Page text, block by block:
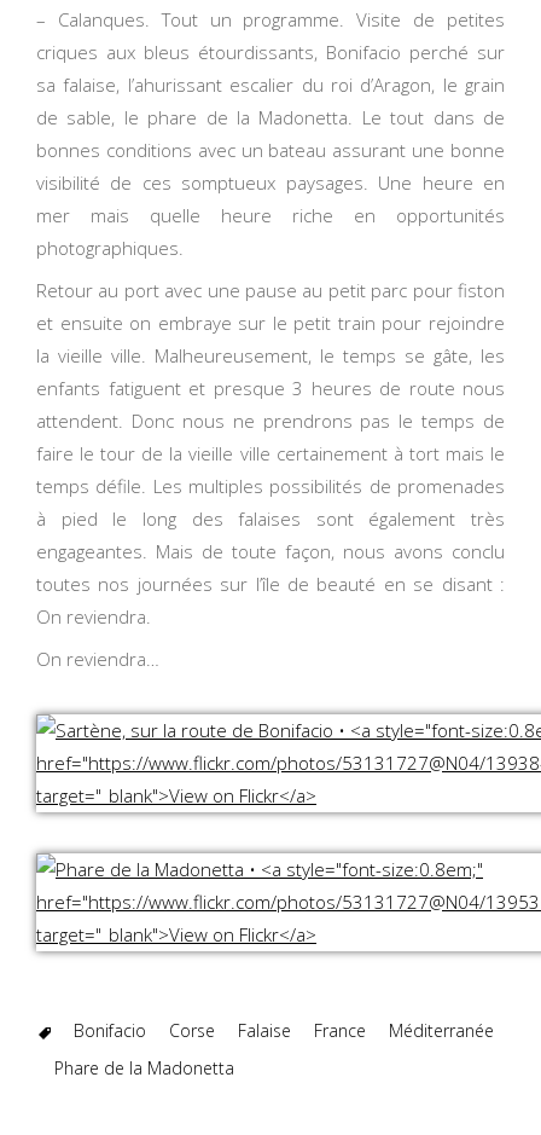
– Calanques. Tout un programme. Visite de petites
criques aux bleus étourdissants, Bonifacio perché sur
sa falaise, l’ahurissant escalier du roi d’Aragon, le grain
de sable, le phare de la Madonetta. Le tout dans de
bonnes conditions avec un bateau assurant une bonne
visibilité de ces somptueux paysages. Une heure en
mer mais quelle heure riche en opportunités
photographiques.
Retour au port avec une pause au petit parc pour fiston
et ensuite on embraye sur le petit train pour rejoindre
la vieille ville. Malheureusement, le temps se gâte, les
enfants fatiguent et presque 3 heures de route nous
attendent. Donc nous ne prendrons pas le temps de
faire le tour de la vieille ville certainement à tort mais le
temps défile. Les multiples possibilités de promenades
à pied le long des falaises sont également très
engageantes. Mais de toute façon, nous avons conclu
toutes nos journées sur l’île de beauté en se disant :
On reviendra.
On reviendra…
Bonifacio Corse Falaise France
Méditerranée
Phare de la Madonetta